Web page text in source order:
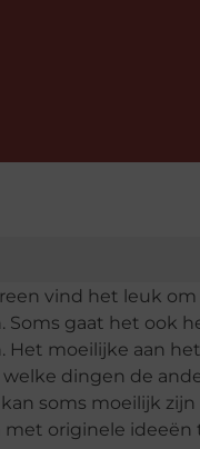
vind het leuk
Soms gaat het ook
Het moeilijke aan
dingen de
soms moeilijk
originele ideeën